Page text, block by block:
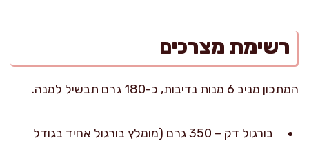
רשימת מצרכים
המתכון מניב 6 מנות נדיבות, כ-180 גרם תבשיל למנה.
בורגול דק – 350 גרם (מומלץ בורגול אחיד בגודל